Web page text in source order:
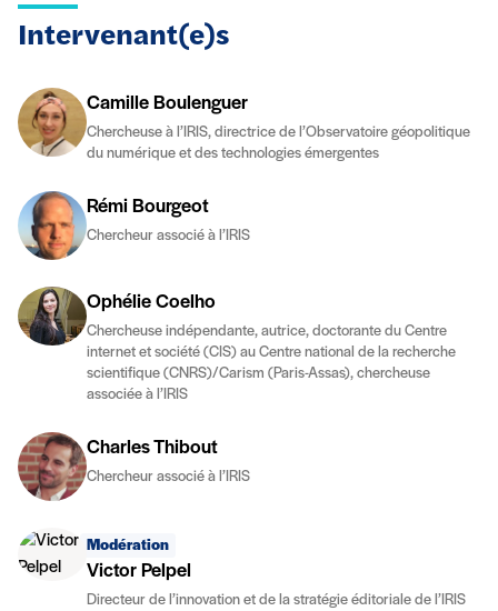
Intervenant(e)s
Camille Boulenguer
Chercheuse à l’IRIS, directrice de l’Observatoire géopolitique
du numérique et des technologies émergentes
Rémi Bourgeot
Chercheur associé à l’IRIS
Ophélie Coelho
Chercheuse indépendante, autrice, doctorante du Centre
internet et société (CIS) au Centre national de la recherche
scientifique (CNRS)/Carism (Paris-Assas), chercheuse
associée à l’IRIS
Charles Thibout
Chercheur associé à l’IRIS
Modération
Victor Pelpel
Directeur de l’innovation et de la stratégie éditoriale de l’IRIS